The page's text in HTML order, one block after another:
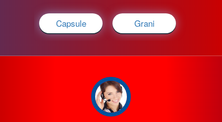
Capsule Grani